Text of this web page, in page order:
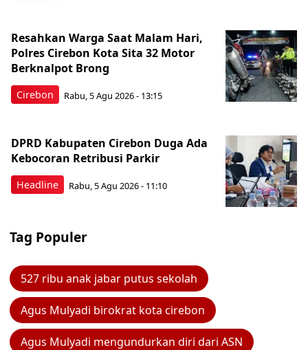
Cirebon
Resahkan Warga Saat Malam Hari,
Polres Cirebon Kota Sita 32 Motor
Berknalpot Brong
Rabu, 5 Agu 2026 - 13:15
Headline
DPRD Kabupaten Cirebon Duga Ada
Kebocoran Retribusi Parkir
Rabu, 5 Agu 2026 - 11:10
Tag Populer
527 ribu anak jabar putus sekolah
Agus Mulyadi birokrat kota cirebon
Agus Mulyadi mengundurkan diri dari ASN